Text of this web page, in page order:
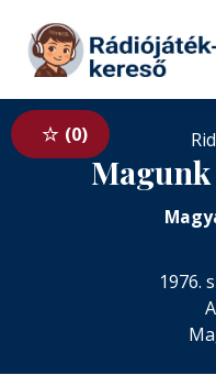
Tovább a tartalomhoz
0
Magunk
1976.